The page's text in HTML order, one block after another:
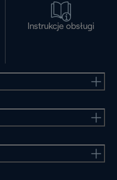
Instrukcje obsługi